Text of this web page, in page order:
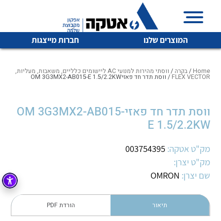
המוצרים שלנו חברות מייצגות
איכות | שרות | זמינות
אטקה בע”מ היא החברה הגדולה והמובילה בישראל בשיווק
מיתוג, בקרה , ואינסטלציה חשמלית ופעילה ב7 תחומים:
חשמל
קופסאות וארונות לחשמל, בקרה ואלקטרוניקה
לכל מוצרי היצרן לכל מוצרי היצרן
לכל מוצרי היצרן לכל מוצרי היצרן
Home
/בקרה / ווסתי מהירות למנועי AC ליישומים כלליים, משאבות, מעליות,
FLEX VECTOR / ווסת תדר חד פאזיOM 3G3MX2-AB015-E 1.5/2.2KW
ווסת תדר חד פאזיOM 3G3MX2-AB015-
E 1.5/2.2KW
מק"ט אטקה: 003754395
מק"ט יצרן:
שם יצרן: OMRON
תיאור הורדת PDF